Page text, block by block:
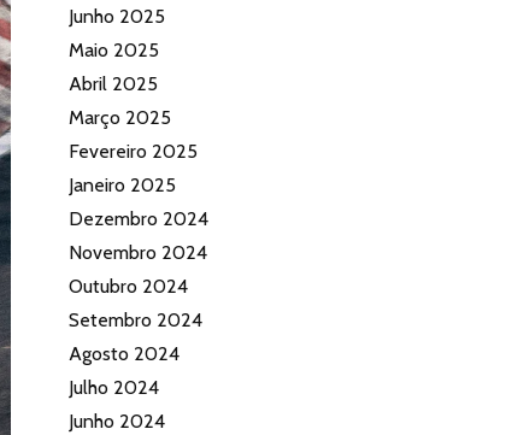
Junho 2025
Maio 2025
Abril 2025
Março 2025
Fevereiro 2025
Janeiro 2025
Dezembro 2024
Novembro 2024
Outubro 2024
Setembro 2024
Agosto 2024
Julho 2024
Junho 2024